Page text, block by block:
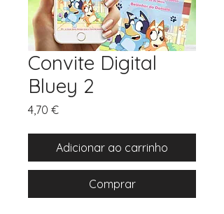
Convite Digital
Bluey 2
4,70 €Preço
Adicionar ao carrinho
Comprar